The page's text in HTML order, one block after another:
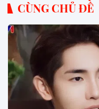
CÙNG CHỦ ĐỀ